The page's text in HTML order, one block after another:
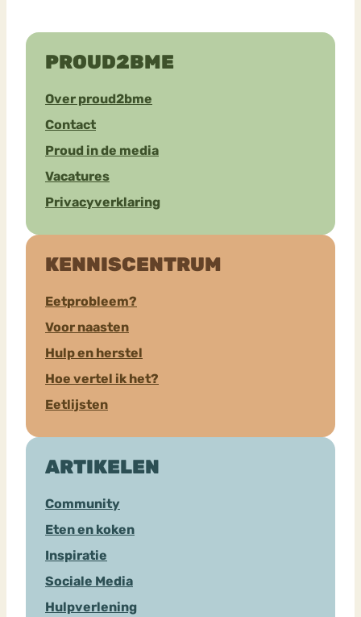
PROUD2BME
Over proud2bme
Contact
Proud in de media
Vacatures
Privacyverklaring
KENNISCENTRUM
Eetprobleem?
Voor naasten
Hulp en herstel
Hoe vertel ik het?
Eetlijsten
ARTIKELEN
Community
Eten en koken
Inspiratie
Sociale Media
Hulpverlening